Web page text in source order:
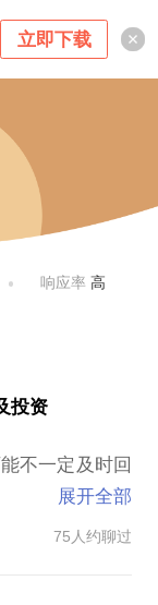
立即下载
响应率 高
投资
不一定及时回
似乎没有触底
展开全部
75人约聊过